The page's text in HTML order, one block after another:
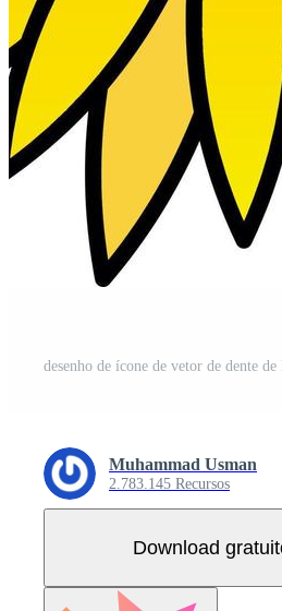
Muhammad Usman
2.783.145 Recursos
Download